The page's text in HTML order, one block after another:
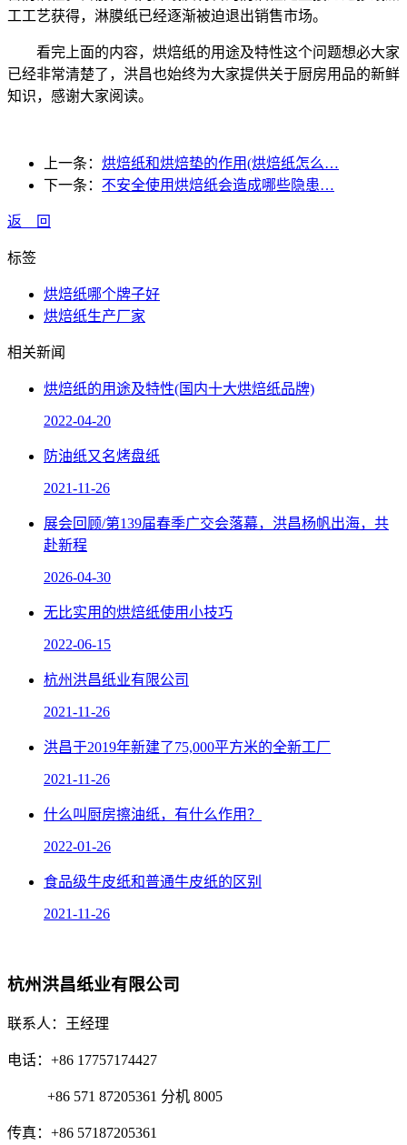
工工艺获得，淋膜纸已经逐渐被迫退出销售市场。
看完上面的内容，烘焙纸的用途及特性这个问题想必大家
已经非常清楚了，洪昌也始终为大家提供关于厨房用品的新鲜
知识，感谢大家阅读。
上一条： 烘焙纸和烘焙垫的作用(烘焙纸怎么…
下一条： 不安全使用烘焙纸会造成哪些隐患…
返 回
标签
烘焙纸哪个牌子好
烘焙纸生产厂家
相关新闻
烘焙纸的用途及特性(国内十大烘焙纸品牌)
2022-04-20
防油纸又名烤盘纸
2021-11-26
展会回顾/第139届春季广交会落幕，洪昌杨帆出海，共
赴新程
2026-04-30
无比实用的烘焙纸使用小技巧
2022-06-15
杭州洪昌纸业有限公司
2021-11-26
洪昌于2019年新建了75,000平方米的全新工厂
2021-11-26
什么叫厨房擦油纸，有什么作用？
2022-01-26
食品级牛皮纸和普通牛皮纸的区别
2021-11-26
杭州洪昌纸业有限公司
联系人：王经理
电话：+86 17757174427
+86 571 87205361 分机 8005
传真：+86 57187205361